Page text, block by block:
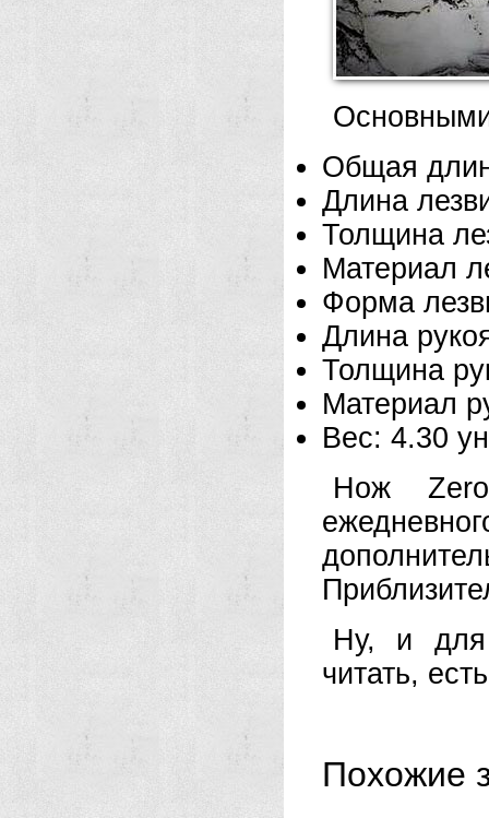
Общая
Длина
Толщина
Материал
Форма
Длина
Толщина
Материал
Вес: 4.30
Нож
Ну, и для
читать,
Похожие